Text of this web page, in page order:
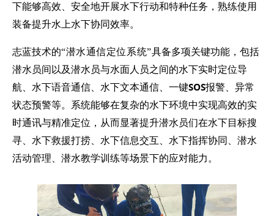
下能够高效、安全地开展水下行动和特种任务，熟练使用
装备提升水上水下协同效率。
志蓝技术的“潜水通信定位系统”具备多项关键功能，包括
潜水员间以及潜水员与水面人员之间的水下实时定位导
航、水下语音通信、水下文本通信、一键SOS报警、异常
状态预警等。系统能够在复杂的水下环境中实现高效的实
时通讯与精准定位，从而显著提升潜水员们在水下目标搜
寻、水下救援打捞、水下信息交互、水下指挥协同、潜水
活动管理、潜水教学训练等场景下的应对能力。